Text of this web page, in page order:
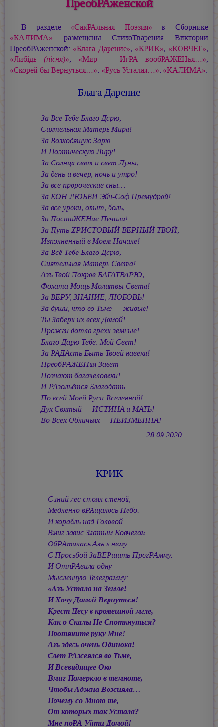
ПреобРАженской
В разделе «СакРАльная Поэзия» в Сборнике
«КАЛИМА» размещены СтихоТварения Виктории
ПреобРАженской: «Блага Дарение», «КРИК», «КОВЧЕГ»,
«Либiдь (пiсня)», «Мир — ИгРА вообРАЖЕНья…»,
«Скорей бы Вернуться…», «Русь Усталая…», «КАЛИМА».
Блага Дарение
За Всё Тебе Благо Дарю,
Сиятельная Матерь Мира!
За Возходящую Зарю
И Поэтическую Лиру!
За Солнца свет и свет Луны,
За день и вечер, ночь и утро!
За все пророческие сны…
За КОН ЛЮБВИ Эйн-Соф Премудрой!
За все уроки, опыт, боль,
За ПостиЖЕНие Печали!
За Путь ХРИСТОВЫЙ ВЕРНЫЙ ТВОЙ,
Изполненный в Моём Начале!
За Всё Тебе Благо Дарю,
Сиятельная Матерь Света!
Азъ Твой Покров БАГАТВАРЮ,
Фохата Мощь Молитвы Света!
За ВЕРУ, ЗНАНИЕ, ЛЮБОВЬ!
За души, что во Тьме — живые!
Ты Забери их всех Домой!
Прожги дотла грехи земные!
Благо Дарю Тебе, Мой Свет!
За РАДАсть Быть Твоей навеки!
ПреобРАЖЕНия Завет
Познают багачеловеки!
И РАзольётся Благодать
По всей Моей Руси-Вселенной!
Дух Святый — ИСТИНА и МАТЬ!
Во Всех Обличьях — НЕИЗМЕННА!
28.09.2020
КРИК
Синий лес стоял стеной,
Медленно вРАщалось Небо.
И корабль над Головой
Вмиг завис Златым Ковчегом.
ОбРАтилась Азъ к нему
С Просьбой ЗаВЕРшить ПрогРАмму.
И ОтпРАвила одну
Мысленную Телеграмму:
«Азъ Устала на Земле!
И Хочу Домой Вернуться!
Крест Несу в кромешной мгле,
Как о Скалы Не Споткнуться?
Протяните руку Мне!
Азъ здесь очень Одинока!
Свет РАзсеялся во Тьме,
И Всевидящее Око
Вмиг Померкло в темноте,
Чтобы Аджна Возсияла…
Почему со Мною те,
От которых так Устала?
Мне поРА Уйти Домой!